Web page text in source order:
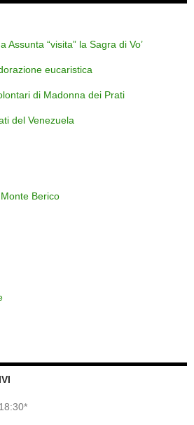
Assunta “visita” la Sagra di Vo’
eucaristica
di Madonna dei Prati
del Venezuela
Berico